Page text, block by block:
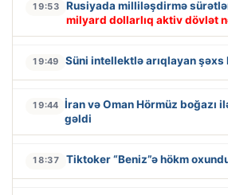
19:53 Rusiyada milliləşdirmə
milyard dollarlıq aktiv dövlət
19:49 Süni intellektlə arıqlayan şəxs
19:44 İran və Oman Hörmüz boğazı
gəldi
18:37 Tiktoker “Beniz”ə hökm